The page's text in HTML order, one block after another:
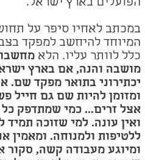
הפועלים בארץ ישראל.
במכתב לאחיו סיפר על
המיוחד להיחשב למפקד
כלל לוותר עליו. הלא
מושבה והנה, אם בארץ
יכתירוני בתואר מפקד שם.
ומזומן להיות שם גם חייל
אצל זרים... כמי שמתדפק כל
ואין עונה. למי שזוכה תמיד
ללטיפות ולמנוחה. ומאמין
ומיוגע מעבודה קשה, סקור